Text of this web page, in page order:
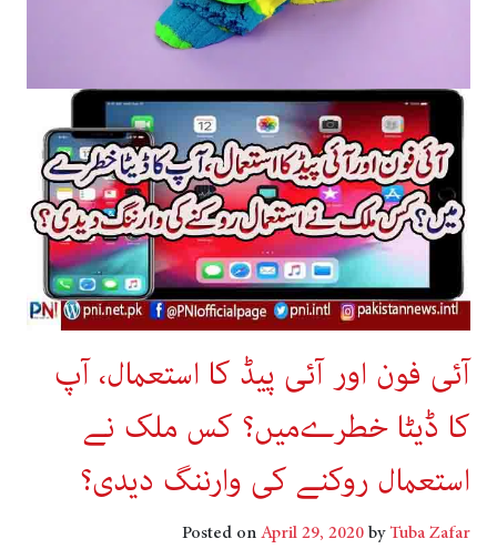
آئی فون اور آئی پیڈ کا استعمال، آپ
کا ڈیٹا خطرےمیں؟ کس ملک نے
استعمال روکنے کی وارننگ دیدی؟
Posted onApril 29, 2020byTuba Zafar